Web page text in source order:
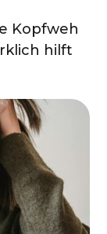
Kopfweh
hilft